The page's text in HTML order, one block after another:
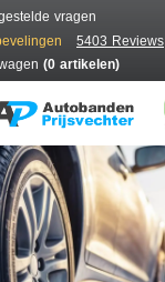
vragen
5403 Reviews
(0 artikelen)